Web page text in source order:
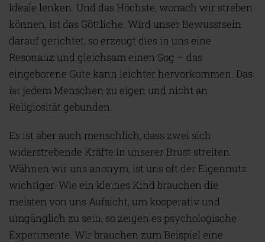
Ideale lenken. Und das Höchste, wonach wir streben
können, ist das Göttliche. Wird unser Bewusstsein
darauf gerichtet, so erzeugt dies in uns eine
Resonanz und gleichsam einen Sog – das
eingeborene Gute kann leichter hervorkommen. Das
ist jedem Menschen zu eigen und nicht an
Religiosität gebunden.
Es ist aber auch menschlich, dass zwei sich
widerstrebende Kräfte in unserer Brust streiten.
Wähnen wir uns anonym, ist uns oft der Eigennutz
wichtiger. Wie ein kleines Kind brauchen die
meisten von uns Aufsicht, um kooperativ und
umgänglich zu sein, so zeigen es psychologische
Experimente. Wir brauchen zum Beispiel eine